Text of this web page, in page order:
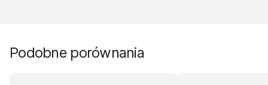
Podobne porównania